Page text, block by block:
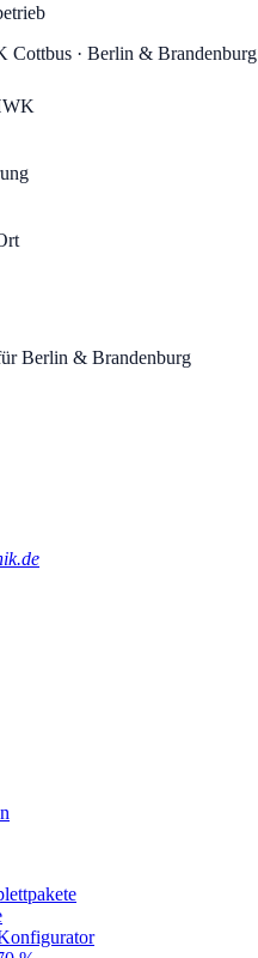
Cottbus · Berlin & Brandenburg
Berlin & Brandenburg